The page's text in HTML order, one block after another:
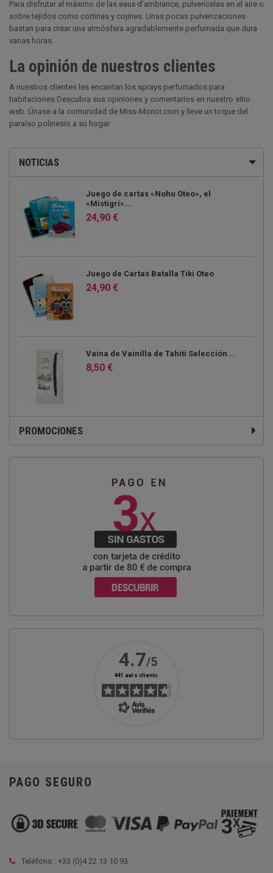
NOTICIAS
Juego de cartas «Nohu Oteo», el
«Mistigri»...
24,90 €
Juego de Cartas Batalla Tiki Oteo
24,90 €
Vaina de Vainilla de Tahití Selección...
8,50 €
PROMOCIONES
Para disfrutar al máximo de las eaux d'ambiance, pulverícelas en el aire o
sobre tejidos como cortinas y cojines. Unas pocas pulverizaciones
bastan para crear una atmósfera agradablemente perfumada que dura
varias horas.
La opinión de nuestros clientes
A nuestros clientes les encantan los sprays perfumados para
habitaciones Descubra sus opiniones y comentarios en nuestro sitio
web. Únase a la comunidad de Miss-Monoi.com y lleve un toque del
paraíso polinesio a su hogar.
PAGO SEGURO
Teléfono : +33 (0)4 22 13 10 93